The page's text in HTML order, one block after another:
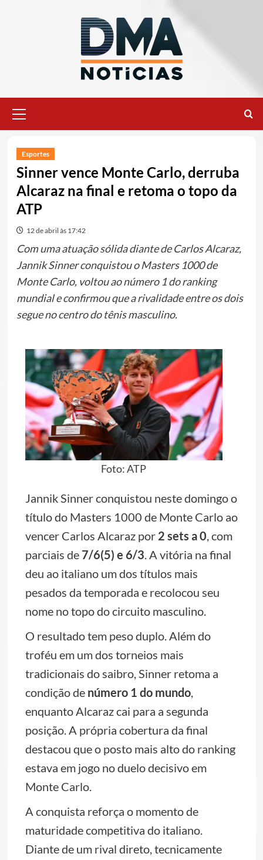
principal
Esportes
Sinner vence Monte Carlo, derruba
Alcaraz na final e retoma o topo da
ATP
12 de abril às 17:42
Com uma atuação sólida diante de Carlos Alcaraz,
Jannik Sinner conquistou o Masters 1000 de
Monte Carlo, voltou ao número 1 do ranking
mundial e confirmou que a rivalidade entre os dois
segue no centro do tênis masculino.
Foto: ATP
Jannik Sinner conquistou neste domingo o
título do Masters 1000 de Monte Carlo ao
vencer Carlos Alcaraz por 2 sets a 0, com
parciais de 7/6(5) e 6/3. A vitória na final
deu ao italiano um dos títulos mais
pesados da temporada e recolocou seu
nome no topo do circuito masculino.
O resultado tem peso duplo. Além do
troféu em um dos torneios mais
tradicionais do saibro, Sinner retoma a
condição de número 1 do mundo,
enquanto Alcaraz cai para a segunda
posição. A própria cobertura da final
destacou que o posto mais alto do ranking
estava em jogo no duelo decisivo em
Monte Carlo.
A conquista reforça o momento de
maturidade competitiva do italiano.
Diante de um rival direto, tecnicamente